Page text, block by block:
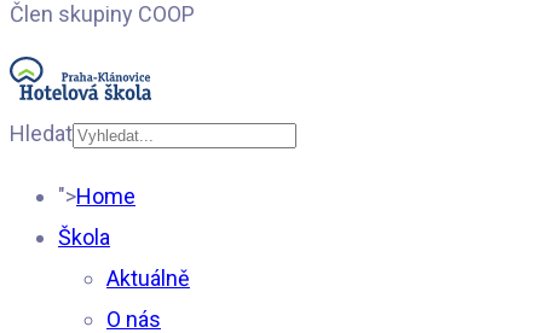
Člen skupiny COOP
Hledat
characters for results.
">Home
Škola
Aktuálně
O nás